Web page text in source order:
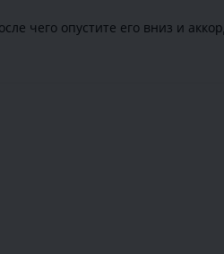
чего опустите его вниз и